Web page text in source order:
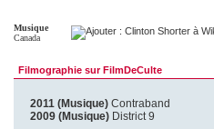
Musique
Canada
Filmographie sur FilmDeCulte
2011 (Musique) Contraband
2009 (Musique) District 9